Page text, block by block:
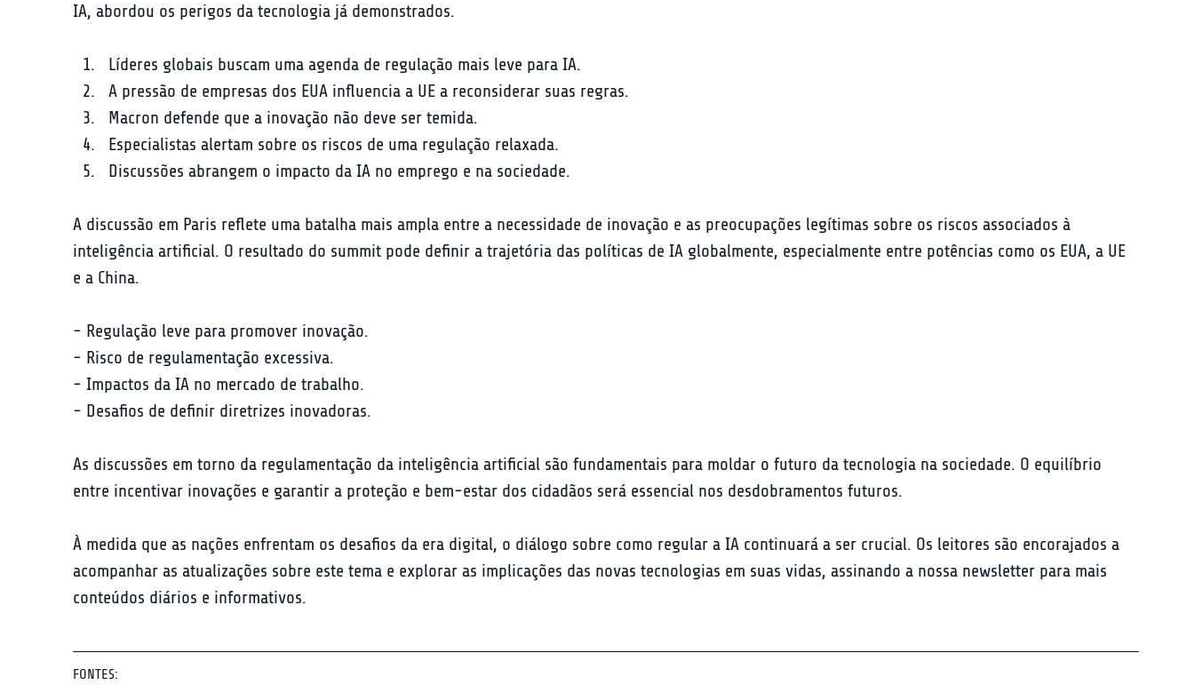
IA, abordou os perigos da tecnologia já demonstrados.
Líderes globais buscam uma agenda de regulação mais leve para IA.
A pressão de empresas dos EUA influencia a UE a reconsiderar suas regras.
Macron defende que a inovação não deve ser temida.
Especialistas alertam sobre os riscos de uma regulação relaxada.
Discussões abrangem o impacto da IA no emprego e na sociedade.
A discussão em Paris reflete uma batalha mais ampla entre a necessidade de inovação e as preocupações legítimas sobre os riscos associados à
inteligência artificial. O resultado do summit pode definir a trajetória das políticas de IA globalmente, especialmente entre potências como os EUA, a UE
e a China.
- Regulação leve para promover inovação.
- Risco de regulamentação excessiva.
- Impactos da IA no mercado de trabalho.
- Desafios de definir diretrizes inovadoras.
As discussões em torno da regulamentação da inteligência artificial são fundamentais para moldar o futuro da tecnologia na sociedade. O equilíbrio
entre incentivar inovações e garantir a proteção e bem-estar dos cidadãos será essencial nos desdobramentos futuros.
À medida que as nações enfrentam os desafios da era digital, o diálogo sobre como regular a IA continuará a ser crucial. Os leitores são encorajados a
acompanhar as atualizações sobre este tema e explorar as implicações das novas tecnologias em suas vidas, assinando a nossa newsletter para mais
conteúdos diários e informativos.
FONTES: